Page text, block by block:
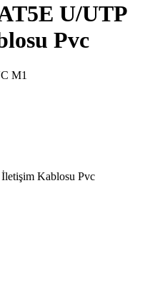
U/UTP
Pvc
M1
Kablosu Pvc